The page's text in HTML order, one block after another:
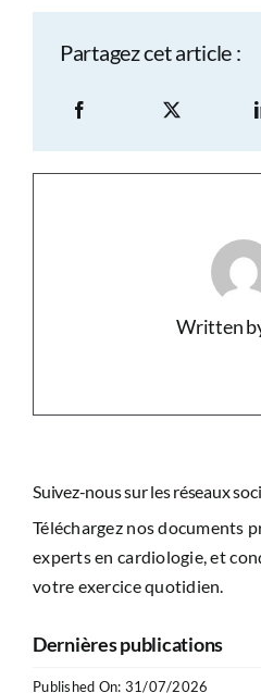
Suivez-nous sur les réseaux
Téléchargez nos documents
experts en cardiologie, et
votre exercice quotidien.
Dernières publications
Published On: 31/07/2026
Partagez cet article :
Written